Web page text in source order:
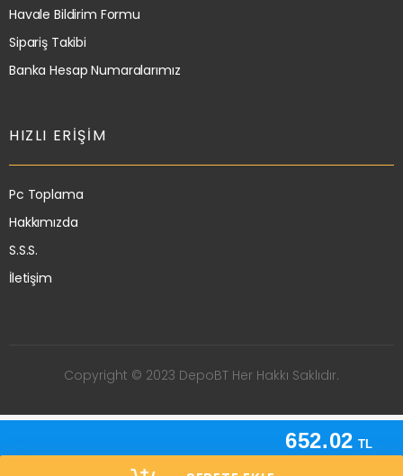
652.02 TL
Havale Bildirim Formu
Sipariş Takibi
Banka Hesap Numaralarımız
HIZLI ERIŞIM
Pc Toplama
Hakkımızda
S.S.S.
İletişim
Copyright © 2023 DepoBT Her Hakkı Saklıdır.